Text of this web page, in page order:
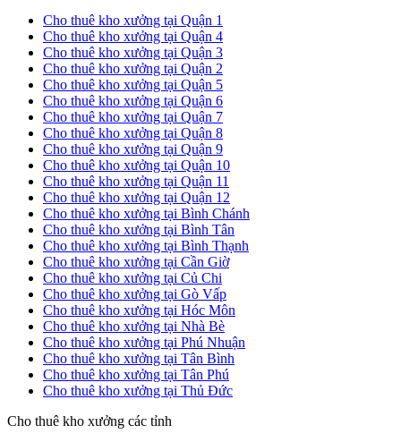
Cho thuê kho xưởng tại Quận 1
Cho thuê kho xưởng tại Quận 4
Cho thuê kho xưởng tại Quận 3
Cho thuê kho xưởng tại Quận 2
Cho thuê kho xưởng tại Quận 5
Cho thuê kho xưởng tại Quận 6
Cho thuê kho xưởng tại Quận 7
Cho thuê kho xưởng tại Quận 8
Cho thuê kho xưởng tại Quận 9
Cho thuê kho xưởng tại Quận 10
Cho thuê kho xưởng tại Quận 11
Cho thuê kho xưởng tại Quận 12
Cho thuê kho xưởng tại Bình Chánh
Cho thuê kho xưởng tại Bình Tân
Cho thuê kho xưởng tại Bình Thạnh
Cho thuê kho xưởng tại Cần Giờ
Cho thuê kho xưởng tại Củ Chi
Cho thuê kho xưởng tại Gò Vấp
Cho thuê kho xưởng tại Hóc Môn
Cho thuê kho xưởng tại Nhà Bè
Cho thuê kho xưởng tại Phú Nhuận
Cho thuê kho xưởng tại Tân Bình
Cho thuê kho xưởng tại Tân Phú
Cho thuê kho xưởng tại Thủ Đức
Cho thuê kho xưởng các tỉnh